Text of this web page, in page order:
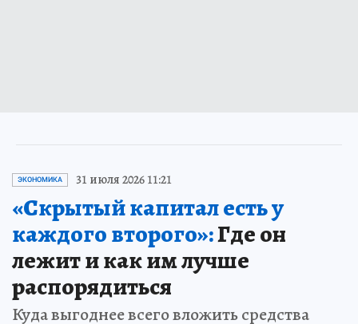
ЭКОНОМИКА 31 июля 2026 11:21
«Скрытый капитал есть у
каждого второго»:Где он
лежит и как им лучше
распорядиться
Куда выгоднее всего вложить средства